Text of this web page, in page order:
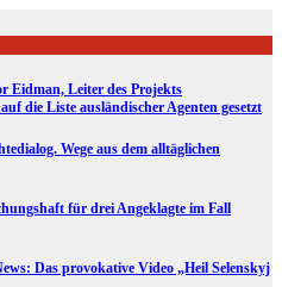
Eidman, Leiter des Projekts
die Liste ausländischer Agenten gesetzt
Wege aus dem alltäglichen
für drei Angeklagte im Fall
Das provokative Video „Heil Selenskyj